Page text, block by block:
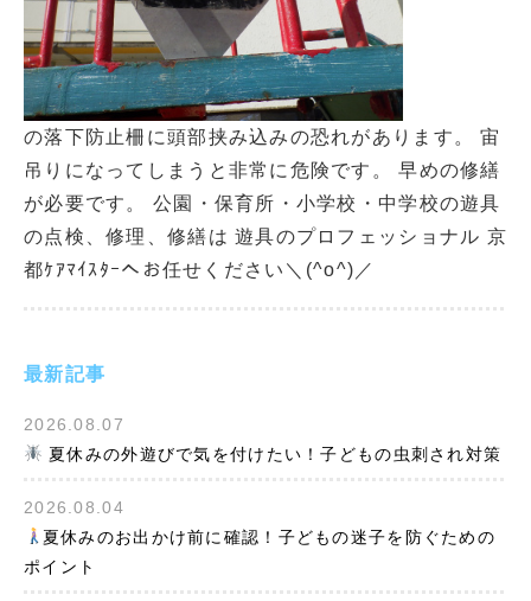
最新記事
2026.08.07
夏休みの外遊びで気を付けたい！子どもの虫刺され対策
2026.08.04
夏休みのお出かけ前に確認！子どもの迷子を防ぐための
ポイント
の落下防止柵に頭部挟み込みの恐れがあります。 宙
吊りになってしまうと非常に危険です。 早めの修繕
が必要です。 公園・保育所・小学校・中学校の遊具
の点検、修理、修繕は 遊具のプロフェッショナル 京
都ｹｱﾏｲｽﾀｰへお任せください＼(^o^)／